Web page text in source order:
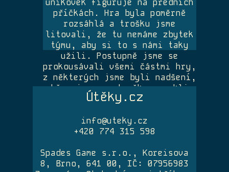
únikovek figuruje na předních
příčkách. Hra byla poměrně
rozsáhlá a trošku jsme
litovali, že tu nemáme zbytek
týmu, aby si to s námi taky
užili. Postupně jsme se
prokousávali všemi částmi hry,
z některých jsme byli nadšení,
občas jsme se trošku zasekli,
ale nakonec jsme se zdárně
se mohli pozdravit s místním
neandrtálským mužem. Nejvíc se
jeskyně. Díky za prima zábavu
a pokud bude další únikovka od
Útěky.cz
info@uteky.cz
+420 774 315 598
Spades Game s.r.o., Koreisova
8, Brno, 641 00, IČ: 07956983